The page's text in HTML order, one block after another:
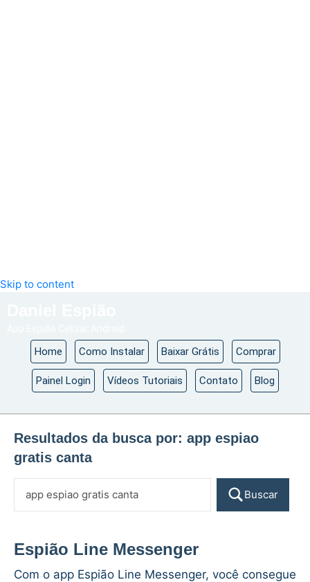
Skip to content
Home Como Instalar Baixar Grátis Comprar
Painel Login Vídeos Tutoriais Contato Blog
Resultados da busca por: app espiao
gratis canta
Buscar
Espião Line Messenger
Com o app Espião Line Messenger, você consegue